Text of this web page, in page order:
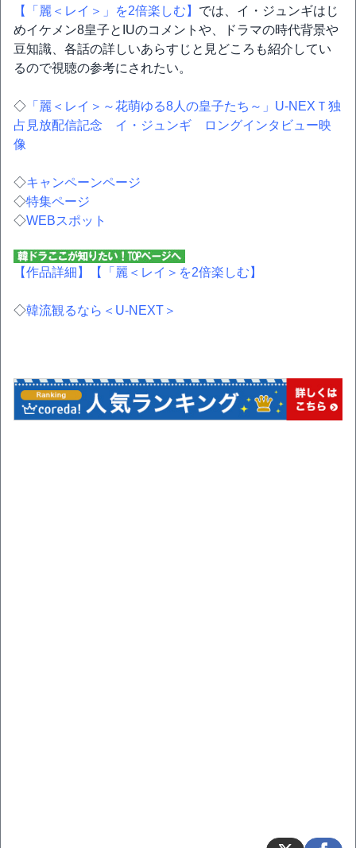
【「麗＜レイ＞」を2倍楽しむ】 では、イ・ジュンギはじ
めイケメン8皇子とIUのコメントや、ドラマの時代背景や
豆知識、各話の詳しいあらすじと見どころも紹介してい
るので視聴の参考にされたい。
◇ 「麗＜レイ＞～花萌ゆる8人の皇子たち～」U-NEXＴ独
占見放配信記念 イ・ジュンギ ロングインタビュー映
像
◇キャンペーンページ
◇特集ページ
◇WEBスポット
【作品詳細】 【「麗＜レイ＞を2倍楽しむ】
◇韓流観るなら＜U-NEXT＞